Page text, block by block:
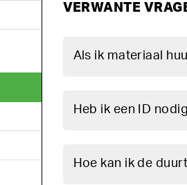
VERWANTE
Als ik materiaal
Heb ik een ID
Hoe kan ik de